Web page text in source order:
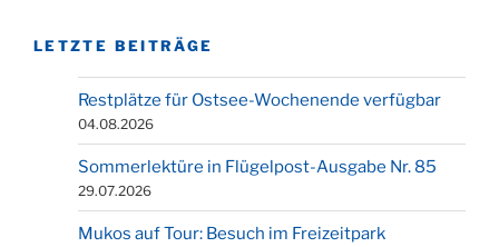
LETZTE BEITRÄGE
Restplätze für Ostsee-Wochenende verfügbar
04.08.2026
Sommerlektüre in Flügelpost-Ausgabe Nr. 85
29.07.2026
Mukos auf Tour: Besuch im Freizeitpark